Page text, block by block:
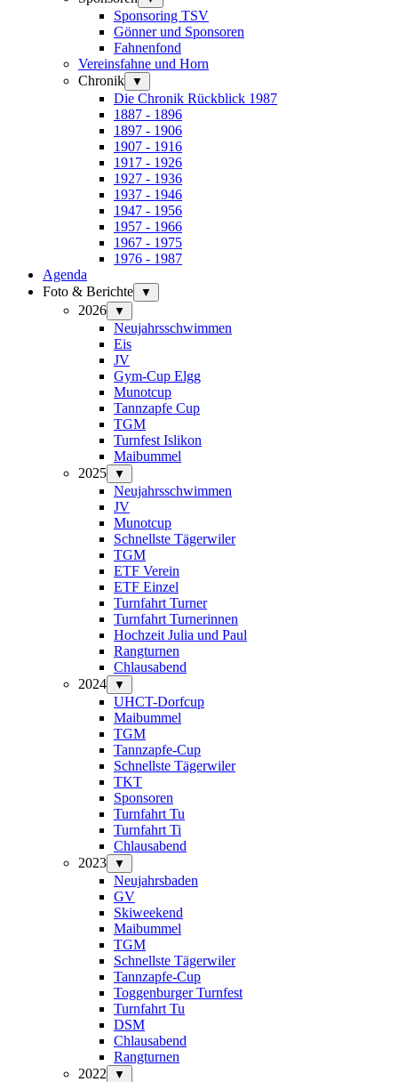
Sponsoring TSV
Gönner und Sponsoren
Fahnenfond
Vereinsfahne und Horn
Chronik
▼
Die Chronik Rückblick 1987
1887 - 1896
1897 - 1906
1907 - 1916
1917 - 1926
1927 - 1936
1937 - 1946
1947 - 1956
1957 - 1966
1967 - 1975
1976 - 1987
Agenda
Foto & Berichte
▼
2026 ▼
Neujahrsschwimmen
Eis
JV
Gym-Cup Elgg
Munotcup
Tannzapfe Cup
TGM
Turnfest Islikon
Maibummel
2025
▼
Neujahrsschwimmen
JV
Munotcup
Schnellste Tägerwiler
TGM
ETF Verein
ETF Einzel
Turnfahrt Turner
Turnfahrt Turnerinnen
Hochzeit Julia und Paul
Rangturnen
Chlausabend
2024
▼
UHCT-Dorfcup
Maibummel
TGM
Tannzapfe-Cup
Schnellste Tägerwiler
TKT
Sponsoren
Turnfahrt Tu
Turnfahrt Ti
Chlausabend
2023
▼
Neujahrsbaden
GV
Skiweekend
Maibummel
TGM
Schnellste Tägerwiler
Tannzapfe-Cup
Toggenburger Turnfest
Turnfahrt Tu
DSM
Chlausabend
Rangturnen
2022
▼